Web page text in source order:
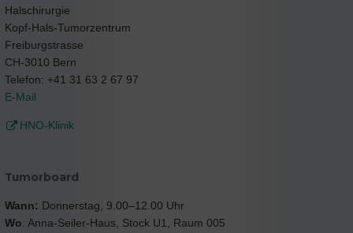
Halschirurgie
Kopf-Hals-Tumorzentrum
Freiburgstrasse
CH-3010 Bern
Telefon: +41 31 63 2 67 97
E-Mail
HNO-Klinik
Tumorboard
Wann: Donnerstag, 9.00–12.00 Uhr
Wo: Anna-Seiler-Haus, Stock U1, Raum 005